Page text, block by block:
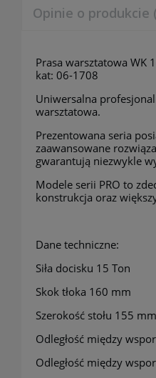
Opinie o produkcie
Prasa warsztatowa WK
kat: 06-1708
Uniwersalna
warsztatowa.
Prezentowana seria
zaawansowane
gwarantują niezwykle
Modele serii PRO to
konstrukcja oraz
Dane techniczne:
Siła docisku 15 Ton
Skok tłoka 160 mm
Szerokość stołu 155 mm
Odległość między
Odległość między